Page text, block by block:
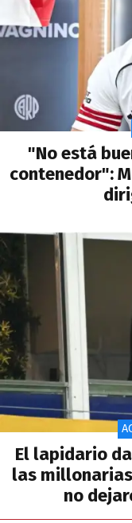
"No está
contenedor":
El lapidario
las
no